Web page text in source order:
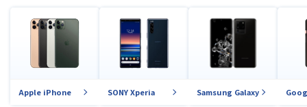
Apple iPhone SONY Xperia Samsung Galaxy